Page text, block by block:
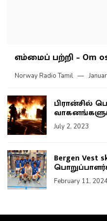
எம்மைப் பற்றி – Om
Norway Radio Tamil
பிரான்சில்
July 2, 2023
Bergen
February 11,